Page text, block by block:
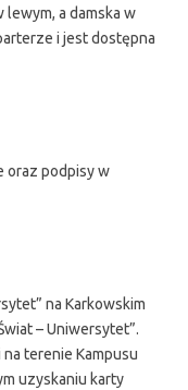
lewym, a damska w
i jest dostępna
oraz podpisy w
na Karkowskim
– Uniwersytet”.
terenie Kampusu
uzyskaniu karty